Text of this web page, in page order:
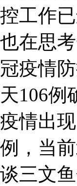
控工作
也在思
冠疫情
天106例
疫情出
例，当
谈三文